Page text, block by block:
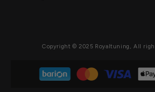
Copyright © 2025 Royaltuning, All